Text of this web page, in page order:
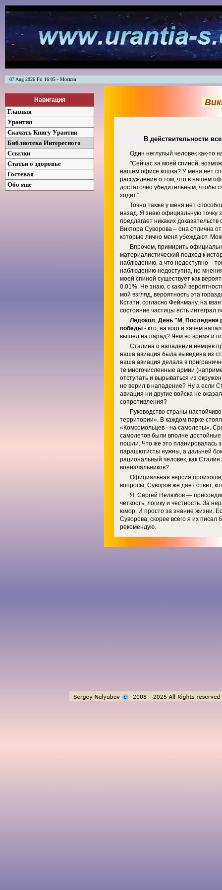
07 Aug 2026 Fri 16:05 - Москва
Навигация
Главная
Урантия
Скачать Книгу Урантии
Библиотека Интересного
Ссылки
Статьи о здоровье
Гостевая
Обо мне
В действительности
Один неглупый человек как-то
"Сейчас за моей спиной,
нашем офисе кошка? У меня нет
рассуждение о том, что в нашем
достаточно убедительным, чтобы
ходит."
Точно также у меня нет
назад. Я знаю официальную точку
предлагает никаких
Виктора Суворова – она отлична
которые лично меня убеждают.
Впрочем, примирить
материалистический подход к
наблюдению, а что недоступно –
наблюдению недоступна, но
моей спиной существует как
0.01%. Не знаю, с какой
мой взгляд, вероятность эта
Кстати, согласно Фейнману, на
состояние частицы есть интеграл
Ледокол, День "М , Последняя
победы - кто, на кого и зачем
вышел на парад? Чем во время и
Сталина о нападении немцев
наша авиация была выведена из
наша авиация делала в
те многочисленные армии
отступать и вырываться из
не верил в нападение? Ну а если
авиация ни другие войска не
сопротивления?
Руководство страны
территории». В каждом парке
«Комсомольцев - на самолеты».
самолетов были вполне
пошли. Что же это планировалась
парашютисты нужны, а дальней
рациональный человек, как
военачальников?
Официальная версия
вопросы, Суворов же дает ответ,
Я, Сергей Нелюбов —
четкость, логику и честность. За
юмор. И просто за знание жизни.
Суворова, скорее всего я их
рекомендую.